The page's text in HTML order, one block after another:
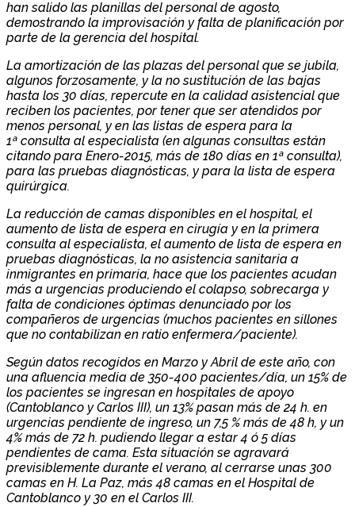
han salido las planillas del personal de agosto,
demostrando la improvisación y falta de planificación por
parte de la gerencia del hospital.
La amortización de las plazas del personal que se jubila,
algunos forzosamente, y la no sustitución de las bajas
hasta los 30 días, repercute en la calidad asistencial que
reciben los pacientes, por tener que ser atendidos por
menos personal, y en las listas de espera para la
1ª consulta al especialista (en algunas consultas están
citando para Enero-2015, más de 180 días en 1ª consulta),
para las pruebas diagnósticas, y para la lista de espera
quirúrgica.
La reducción de camas disponibles en el hospital, el
aumento de lista de espera en cirugía y en la primera
consulta al especialista, el aumento de lista de espera en
pruebas diagnósticas, la no asistencia sanitaria a
inmigrantes en primaria, hace que los pacientes acudan
más a urgencias produciendo el colapso, sobrecarga y
falta de condiciones óptimas denunciado por los
compañeros de urgencias (muchos pacientes en sillones
que no contabilizan en ratio enfermera/paciente).
Según datos recogidos en Marzo y Abril de este año, con
una afluencia media de 350-400 pacientes/día, un 15% de
los pacientes se ingresan en hospitales de apoyo
(Cantoblanco y Carlos III), un 13% pasan más de 24 h. en
urgencias pendiente de ingreso, un 7,5 % más de 48 h, y un
4% más de 72 h. pudiendo llegar a estar 4 ó 5 días
pendientes de cama. Esta situación se agravará
previsiblemente durante el verano, al cerrarse unas 300
camas en H. La Paz, más 48 camas en el Hospital de
Cantoblanco y 30 en el Carlos III.